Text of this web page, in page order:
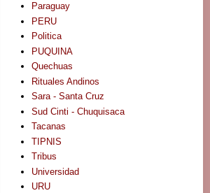
Paraguay
PERU
Politica
PUQUINA
Quechuas
Rituales Andinos
Sara - Santa Cruz
Sud Cinti - Chuquisaca
Tacanas
TIPNIS
Tribus
Universidad
URU